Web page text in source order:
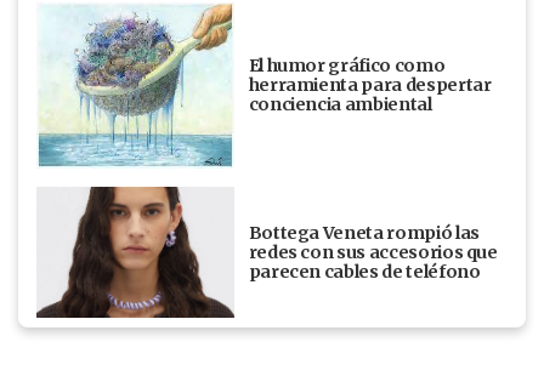
El humor gráfico como
herramienta para despertar
conciencia ambiental
Bottega Veneta rompió las
redes con sus accesorios que
parecen cables de teléfono